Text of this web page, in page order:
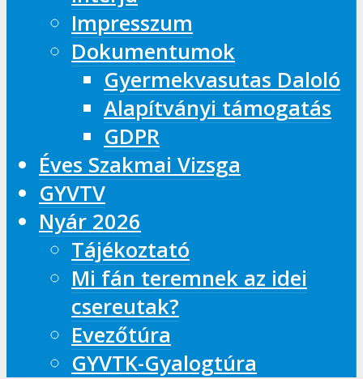
Impresszum
Dokumentumok
Gyermekvasutas Daloló
Alapítványi támogatás
GDPR
Éves Szakmai Vizsga
GYVTV
Nyár 2026
Tájékoztató
Mi fán teremnek az idei
csereutak?
Evezőtúra
GYVTK-Gyalogtúra